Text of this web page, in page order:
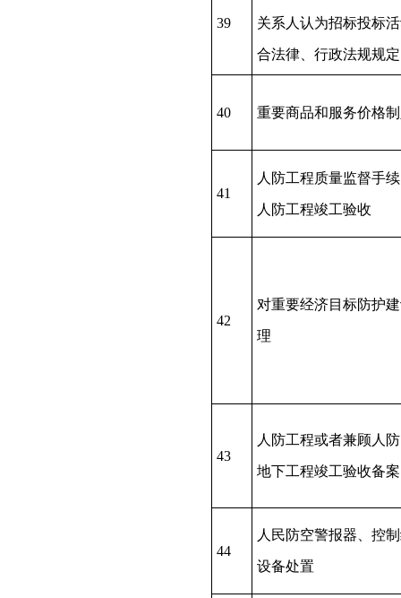
39 关系人认为招标投标
合法律、行政法规规
40 重要商品和服务价格
41
人防工程质量监督手
人防工程竣工验收
42
对重要经济目标防护
理
43
人防工程或者兼顾人
地下工程竣工验收备案
44
人民防空警报器、控
设备处置